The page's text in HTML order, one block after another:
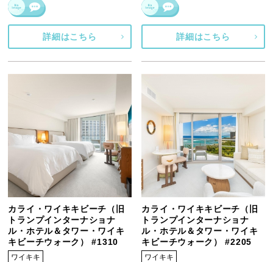
詳細はこちら 詳細はこちら
カライ・ワイキキビーチ（旧
トランプインターナショナ
ル・ホテル＆タワー・ワイキ
キビーチウォーク） #1310
ワイキキ
カライ・ワイキキビーチ（旧
トランプインターナショナ
ル・ホテル＆タワー・ワイキ
キビーチウォーク） #2205
ワイキキ